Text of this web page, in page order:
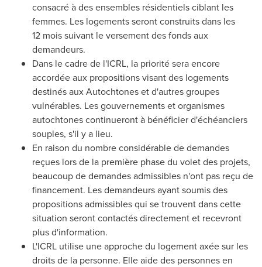
consacré à des ensembles résidentiels ciblant les
femmes. Les logements seront construits dans les
12 mois suivant le versement des fonds aux
demandeurs.
Dans le cadre de l'ICRL, la priorité sera encore
accordée aux propositions visant des logements
destinés aux Autochtones et d'autres groupes
vulnérables. Les gouvernements et organismes
autochtones continueront à bénéficier d'échéanciers
souples, s'il y a lieu.
En raison du nombre considérable de demandes
reçues lors de la première phase du volet des projets,
beaucoup de demandes admissibles n'ont pas reçu de
financement. Les demandeurs ayant soumis des
propositions admissibles qui se trouvent dans cette
situation seront contactés directement et recevront
plus d'information.
L'ICRL utilise une approche du logement axée sur les
droits de la personne. Elle aide des personnes en